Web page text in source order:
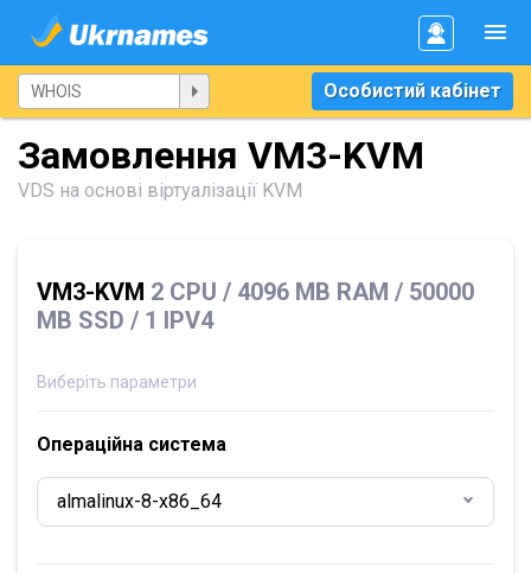
Особистий кабінет
Замовлення VM3-KVM
VDS на основі віртуалізації KVM
VM3-KVM 2 CPU / 4096 MB RAM / 50000
MB SSD / 1 IPV4
Виберіть параметри
Операційна система
almalinux-8-x86_64